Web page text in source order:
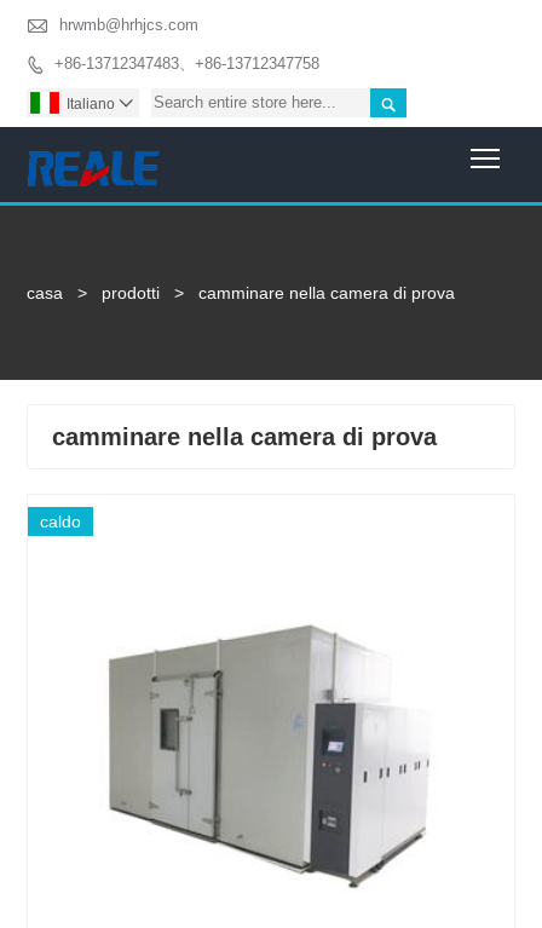
 hrwmb@hrhjcs.com
 +86-13712347483、+86-13712347758

Italiano 
casa > prodotti > camminare nella camera di prova
camminare nella camera di prova
caldo